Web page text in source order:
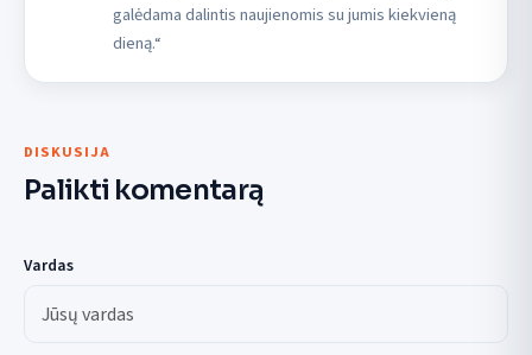
galėdama dalintis naujienomis su jumis kiekvieną
dieną.“
DISKUSIJA
Palikti komentarą
Vardas